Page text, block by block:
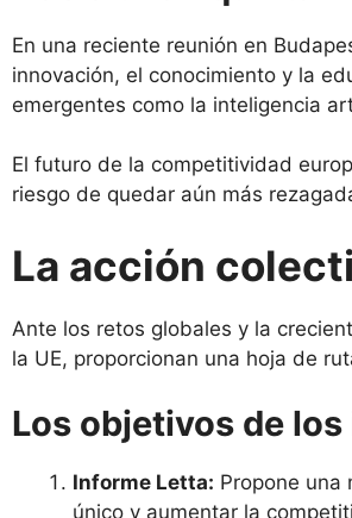
En una reciente reunión en
innovación, el conocimiento y la
emergentes como la inteligencia
El futuro de la competitividad
riesgo de quedar aún más
La acción
Ante los retos globales y la
la UE, proporcionan una hoja de
Los objetivos de
Informe Letta: Propone una
único y aumentar la